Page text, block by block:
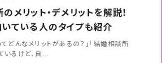
メリット・デメリットを解説！
ている人のタイプも紹介
どんなメリットがあるの？」「結婚相談所
いるけど、自...